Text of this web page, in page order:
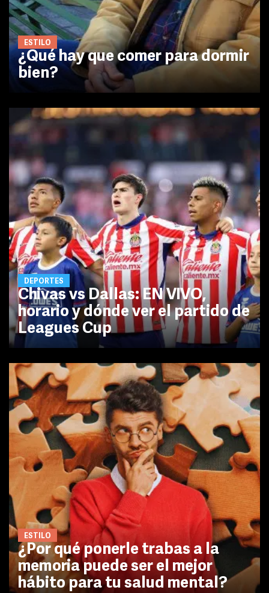
ESTILO
¿Qué hay que comer para dormir
bien?
DEPORTES
Chivas vs Dallas: EN VIVO,
horario y dónde ver el partido de
Leagues Cup
ESTILO
¿Por qué ponerle trabas a la
memoria puede ser el mejor
hábito para tu salud mental?